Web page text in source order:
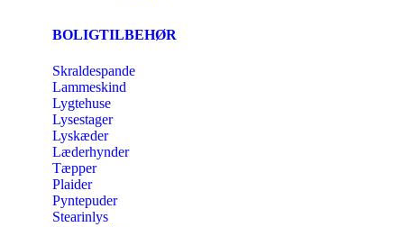
BOLIGTILBEHØR
Skraldespande
Lammeskind
Lygtehuse
Lysestager
Lyskæder
Læderhynder
Tæpper
Plaider
Pyntepuder
Stearinlys